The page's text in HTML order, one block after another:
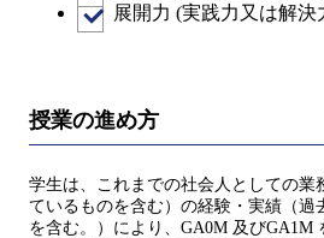
展開力 (実践力又は解決
授業の進め方
学生は、これまでの社会人としての業
ているものを含む）の経験・実績（過
を含む。）により、GA0M 及びGA1M